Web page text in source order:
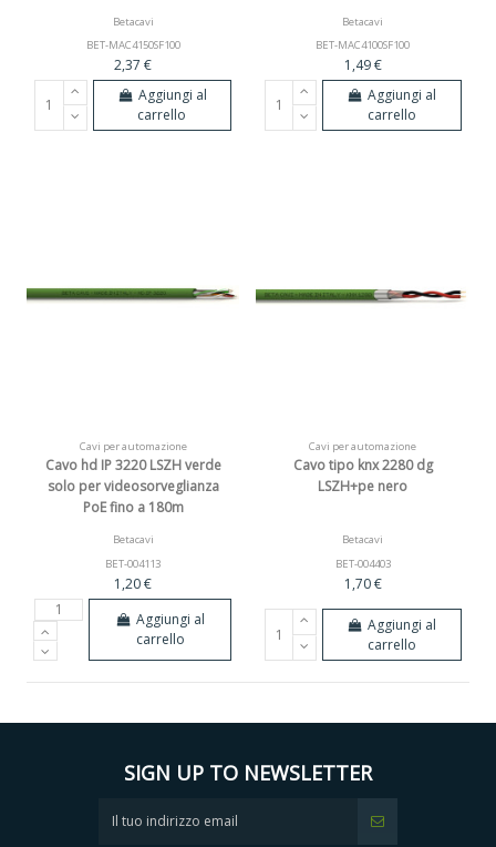
Betacavi
BET-MAC4150SF100
2,37 €
Aggiungi al
carrello
Betacavi
BET-MAC4100SF100
1,49 €
Aggiungi al
carrello
Cavi per automazione
Cavo hd IP 3220 LSZH verde
solo per videosorveglianza
PoE fino a 180m
Betacavi
BET-004113
1,20 €
Aggiungi al
carrello
Cavi per automazione
Cavo tipo knx 2280 dg
LSZH+pe nero
Betacavi
BET-004403
1,70 €
Aggiungi al
carrello
SIGN UP TO NEWSLETTER